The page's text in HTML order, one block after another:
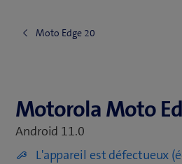
Moto Edge 20
Motorola Moto Edge 20
Motorola Moto
Android 11.0
L'appareil est défectueux